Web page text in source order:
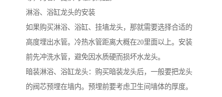
淋浴、浴缸龙头的安装
如果购买淋浴、浴缸、挂墙龙头，那就需要选择合适的
高度埋出水管。冷热水管距离大概在20里面以上。安装
前先冲洗水管，避免因水质硬而损坏水龙头。
暗装淋浴、浴缸龙头：购买暗装龙头后，一般要把龙头
的阀芯预埋在墙内。预埋前要考虑卫生间墙体的厚度。